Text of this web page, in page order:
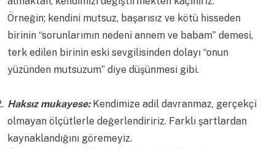
Örneğin; kendini mutsuz, başarısız ve kötü hisseden
birinin “sorunlarımın nedeni annem ve babam” demesi,
terk edilen birinin eski sevgilisinden dolayı “onun
yüzünden mutsuzum” diye düşünmesi gibi.
Haksız mukayese:Kendimize adil davranmaz, gerçekçi
olmayan ölçütlerle değerlendiririz. Farklı şartlardan
kaynaklandığını göremeyiz.